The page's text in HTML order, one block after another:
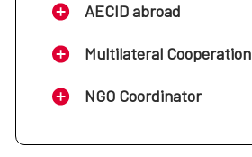
AECID abroad
Multilateral Cooperation
NGO Coordinator